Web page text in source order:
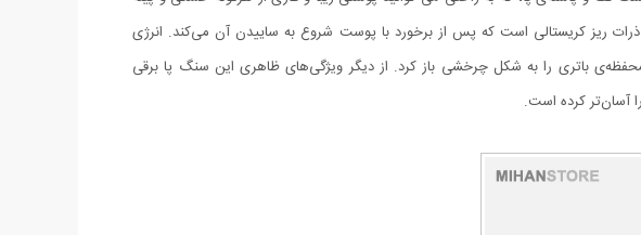
ریز کریستالی است که پس از برخورد با پوست شروع به ساییدن آن می‌کند. انرژی
محفظه‌ی باتری را به شکل چرخشی باز کرد. از دیگر ویژگی‌های ظاهری این سنگ پا برقی